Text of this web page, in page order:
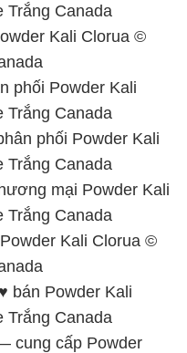
Trắng Canada
Kali Clorua ©
phối Powder Kali
Trắng Canada
phối Powder Kali
Trắng Canada
mại Powder Kali
Trắng Canada
Kali Clorua ©
bán Powder Kali
Trắng Canada
cung cấp Powder